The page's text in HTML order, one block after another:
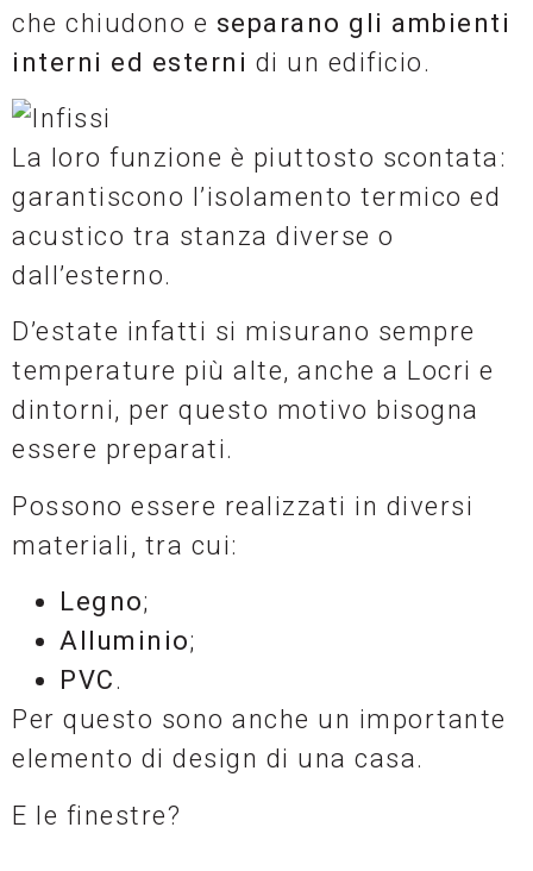
che chiudono e separano gli ambienti
interni ed esterni di un edificio.
La loro funzione è piuttosto scontata:
garantiscono l’isolamento termico ed
acustico tra stanza diverse o
dall’esterno.
D’estate infatti si misurano sempre
temperature più alte, anche a Locri e
dintorni, per questo motivo bisogna
essere preparati.
Possono essere realizzati in diversi
materiali, tra cui:
Legno;
Alluminio;
PVC.
Per questo sono anche un importante
elemento di design di una casa.
E le finestre?